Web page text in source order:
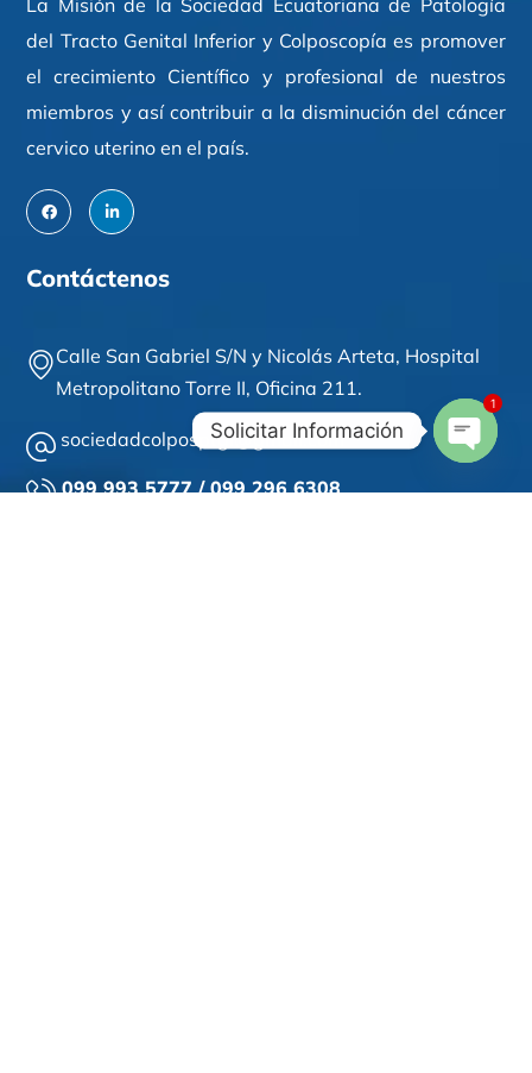
La Misión de la Sociedad Ecuatoriana de Patología
del Tracto Genital Inferior y Colposcopía es promover
el crecimiento Científico y profesional de nuestros
miembros y así contribuir a la disminución del cáncer
cervico uterino en el país.
Contáctenos
Calle San Gabriel S/N y Nicolás Arteta, Hospital
Metropolitano Torre II, Oficina 211.
sociedadcolposptgi@gmail.com
099 993 5777 / 099 296 6308
Solicitar Información
1